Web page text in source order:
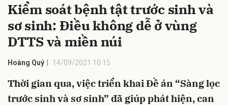
Kiểm soát bệnh tật trước sinh và
sơ sinh: Điều không dễ ở vùng
DTTS và miền núi
Hoàng Quý 14/09/2021 10:15
Thời gian qua, việc triển khai Đề án “Sàng lọc
trước sinh và sơ sinh” đã giúp phát hiện, can